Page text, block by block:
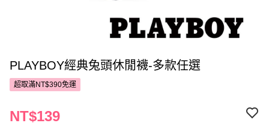
PLAYBOY經典兔頭休閒襪-多款任選
超取滿NT$390免運
NT$139